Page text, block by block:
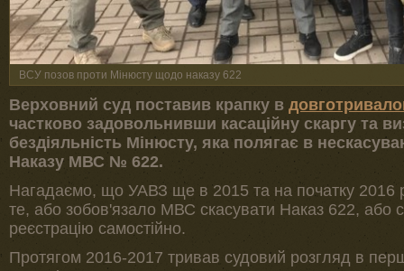
ВСУ позов проти Мінюсту щодо наказу 622
Верховний суд поставив крапку в
частково задовольнивши касаційну скаргу та
бездіяльність Мінюсту, яка полягає в
Наказу МВС № 622.
Нагадаємо, що УАВЗ ще в 2015 та на початку 2016
те, або зобов'язало МВС скасувати Наказ 622, або
реєстрацію самостійно.
Протягом 2016-2017 тривав судовий розгляд в